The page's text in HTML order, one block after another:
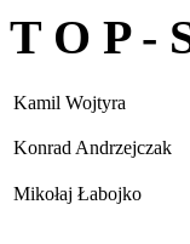
T O P -
Kamil Wojtyra
Konrad Andrzejczak
Mikołaj Łabojko